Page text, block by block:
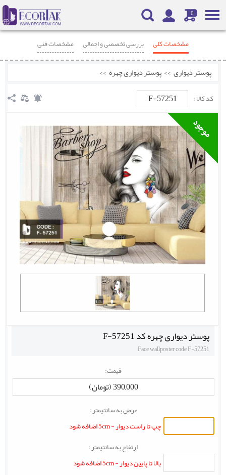
0
مشخصات کلی بررسی تخصصی و اجمالی
مشخصات فنی
محصولات مرتبط
پوستر دیواری >> پوستر دیواری چهره >>
کد کالا : F-57251
پوستر دیواری چهره کد F-57251
Face wallposter code F-57251
قیمت:
390,000 (تومان)
عرض به سانتیمتر :
چپ تا راست دیوار - 5cm اضافه شود
ارتفاع به سانتیمتر :
بالا تا پایین دیوار - 5cm اضافه شود